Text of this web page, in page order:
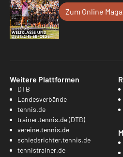
Zum Online
Weitere Plattformen
DTB
Landesverbände
tennis.de
trainer.tennis.de (DTB)
vereine.tennis.de
schiedsrichter.tennis.de
tennistrainer.de